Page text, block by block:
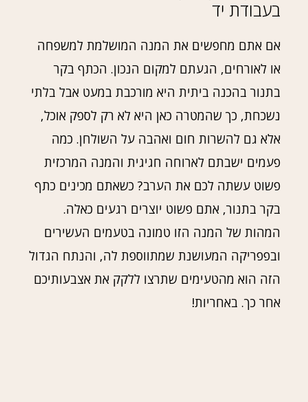
בעבודת יד
אם אתם מחפשים את המנה המושלמת למשפחה
או לאורחים, הגעתם למקום הנכון. הכתף בקר
בתנור בהכנה ביתית היא מורכבת במעט אבל בלתי
נשכחת, כך שהמטרה כאן היא לא רק לספק אוכל,
אלא גם להשרות חום ואהבה על השולחן. כמה
פעמים ישבתם לארוחה חגיגית והמנה המרכזית
פשוט עשתה לכם את הערב? כשאתם מכינים כתף
בקר בתנור, אתם פשוט יוצרים רגעים כאלה.
המהות של המנה הזו טמונה בטעמים העשירים
ובפפריקה המעושנת שמתווספת לה, והנתח הגדול
הזה הוא מהטעימים שתרצו ללקק את אצבעותיכם
אחר כך. באחריות!